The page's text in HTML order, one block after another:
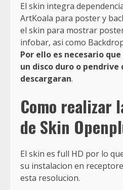
El skin integra
ArtKoala para poster y
el skin para mostrar
infobar, asi como
Por ello es necesario
un disco duro o pendrive
descargaran.
Como realizar
de Skin
El skin es full HD por lo
su instalacion en
esta resolucion.